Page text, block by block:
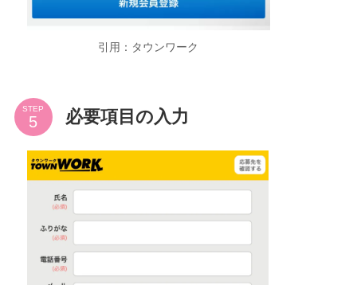
引用：タウンワーク
STEP 必要項目の入力